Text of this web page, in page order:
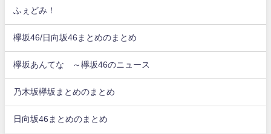
ふぇどみ！
欅坂46/日向坂46まとめのまとめ
欅坂あんてな ～欅坂46のニュース
乃木坂欅坂まとめのまとめ
日向坂46まとめのまとめ